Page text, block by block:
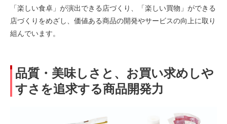
「楽しい食卓」が演出できる店づくり、「楽しい買物」ができる
店づくりをめざし、価値ある商品の開発やサービスの向上に取り
組んでいます。
品質・美味しさと、お買い求めしや
すさを追求する商品開発力